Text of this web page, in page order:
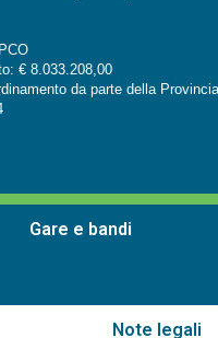
€ 8.033.208,00
da parte della
Gare e bandi
Note legali